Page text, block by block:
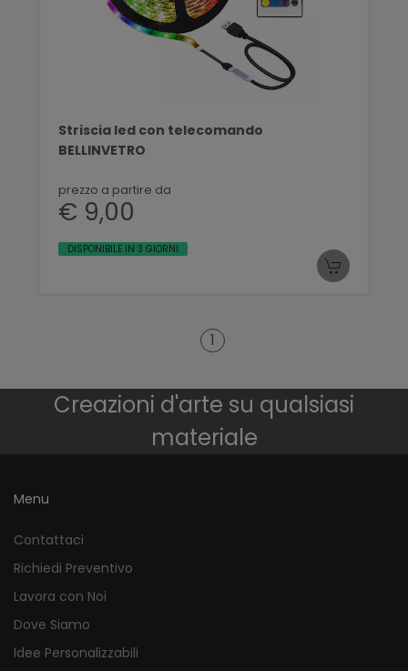
Striscia led con telecomando
BELLINVETRO
prezzo a partire da
€ 9,00
DISPONIBILE IN 3 GIORNI
1
Creazioni d'arte su qualsiasi
materiale
Menu
Contattaci
Richiedi Preventivo
Lavora con Noi
Dove Siamo
Idee Personalizzabili